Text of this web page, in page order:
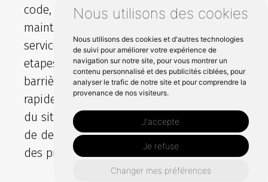
Nous utilisons des cookies
Nous utilisons des cookies et d'autres technologies
de suivi pour améliorer votre expérience de
navigation sur notre site, pour vous montrer un
contenu personnalisé et des publicités ciblées, pour
analyser le trafic de notre site et pour comprendre la
provenance de nos visiteurs.
J'accepte
Je refuse
Changer mes préférences
code, tout en assurant une barre de
maintien efficace. En magasin, nos
services vous aident à comparer les
etapes et à choisir une remorque porte
barrières à Les Herbiers disponible
rapidement. Pour avancer, la navigation
du site permet de cliquer sur le bouton
de demande et vérifier la disponibilite
des produits.